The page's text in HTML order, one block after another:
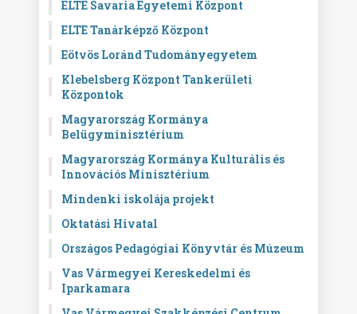
ELTE Savaria Egyetemi Központ
ELTE Tanárképző Központ
Eötvös Loránd Tudományegyetem
Klebelsberg Központ Tankerületi
Központok
Magyarország Kormánya
Belügyminisztérium
Magyarország Kormánya Kulturális és
Innovációs Minisztérium
Mindenki iskolája projekt
Oktatási Hivatal
Országos Pedagógiai Könyvtár és Múzeum
Vas Vármegyei Kereskedelmi és
Iparkamara